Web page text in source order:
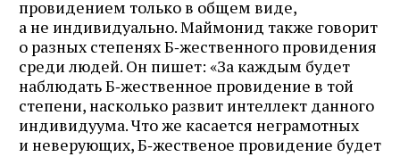
провидением только в общем виде,
а не индивидуально. Маймонид также говорит
о разных степенях Б‑жественного провидения
среди людей. Он пишет: «За каждым будет
наблюдать Б‑жественное провидение в той
степени, насколько развит интеллект данного
индивидуума. Что же касается неграмотных
и неверующих, Б‑жественое провидение будет